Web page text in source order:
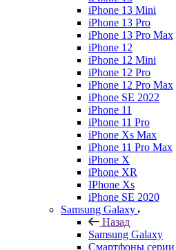
iPhone 13 Mini
iPhone 13 Pro
iPhone 13 Pro Max
iPhone 12
iPhone 12 Mini
iPhone 12 Pro
iPhone 12 Pro Max
iPhone SE 2022
iPhone 11
iPhone 11 Pro
iPhone Xs Max
iPhone 11 Pro Max
iPhone X
iPhone XR
IPhone Xs
iPhone SE 2020
Samsung Galaxy
Назад
Samsung Galaxy
Смартфоны серии